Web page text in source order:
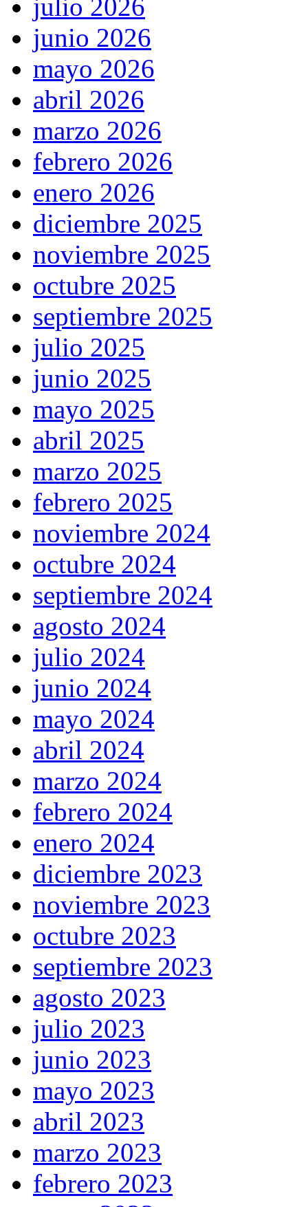
julio 2026
junio 2026
mayo 2026
abril 2026
marzo 2026
febrero 2026
enero 2026
diciembre 2025
noviembre 2025
octubre 2025
septiembre 2025
julio 2025
junio 2025
mayo 2025
abril 2025
marzo 2025
febrero 2025
noviembre 2024
octubre 2024
septiembre 2024
agosto 2024
julio 2024
junio 2024
mayo 2024
abril 2024
marzo 2024
febrero 2024
enero 2024
diciembre 2023
noviembre 2023
octubre 2023
septiembre 2023
agosto 2023
julio 2023
junio 2023
mayo 2023
abril 2023
marzo 2023
febrero 2023